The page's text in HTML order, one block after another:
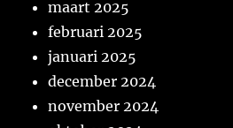
maart 2025
februari 2025
januari 2025
december 2024
november 2024